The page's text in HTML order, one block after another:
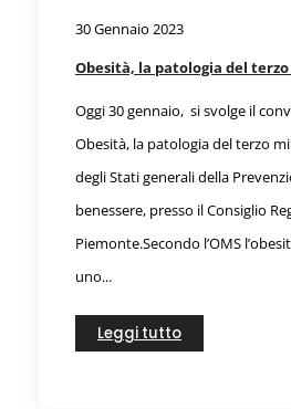
30 Gennaio 2023
Obesità, la patologia del
Oggi 30 gennaio, si svolge il
Obesità, la patologia del terzo
degli Stati generali della
benessere, presso il Consiglio
Piemonte.Secondo l’OMS
uno...
Leggi tutto